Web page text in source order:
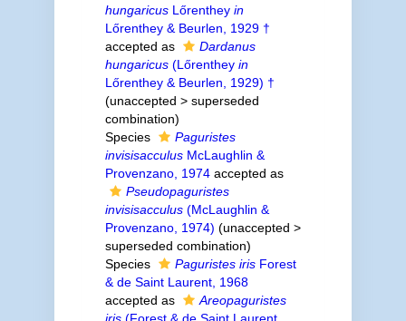
hungaricusLőrenthey in
Lőrenthey & Beurlen, 1929 †
accepted as
Dardanus
hungaricus(Lőrenthey in
Lőrenthey & Beurlen, 1929) †
(unaccepted > superseded
combination)
Species
Paguristes
invisisacculusMcLaughlin &
Provenzano, 1974accepted as
Pseudopaguristes
invisisacculus(McLaughlin &
Provenzano, 1974) (unaccepted >
superseded combination)
Species
Paguristes irisForest
& de Saint Laurent, 1968
accepted as
Areopaguristes